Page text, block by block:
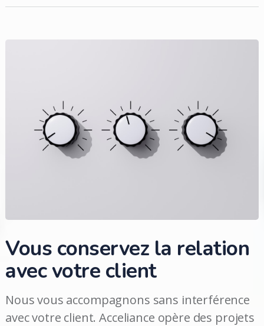
Vous conservez la relation
avec votre client
Nous vous accompagnons sans interférence
avec votre client. Acceliance opère des projets